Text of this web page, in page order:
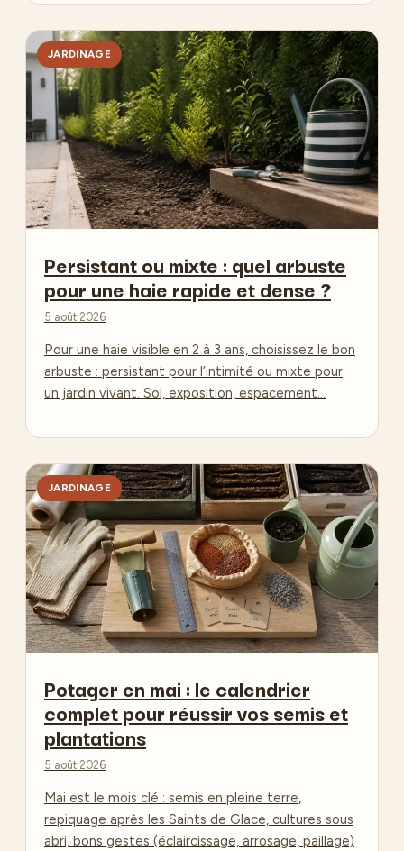
JARDINAGE
Persistant ou mixte : quel arbuste
pour une haie rapide et dense ?
5 août 2026
Pour une haie visible en 2 à 3 ans, choisissez le bon
arbuste : persistant pour l’intimité ou mixte pour
un jardin vivant. Sol, exposition, espacement…
JARDINAGE
Potager en mai : le calendrier
complet pour réussir vos semis et
plantations
5 août 2026
Mai est le mois clé : semis en pleine terre,
repiquage après les Saints de Glace, cultures sous
abri, bons gestes (éclaircissage, arrosage, paillage)